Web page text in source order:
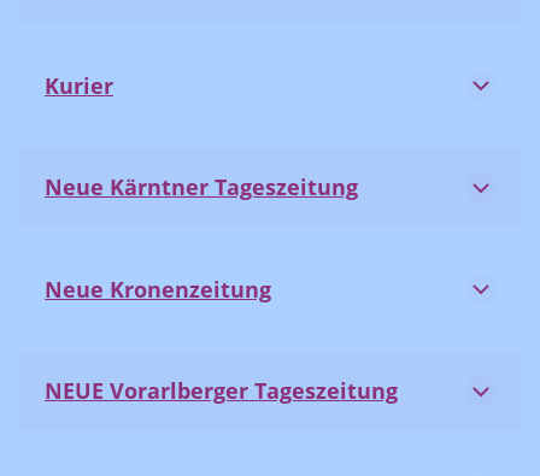
Kurier
Neue Kärntner Tageszeitung
Neue Kronenzeitung
NEUE Vorarlberger Tageszeitung